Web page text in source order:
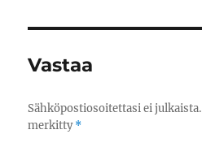
Vastaa
Sähköpostiosoitettasi ei julkaista.
merkitty*